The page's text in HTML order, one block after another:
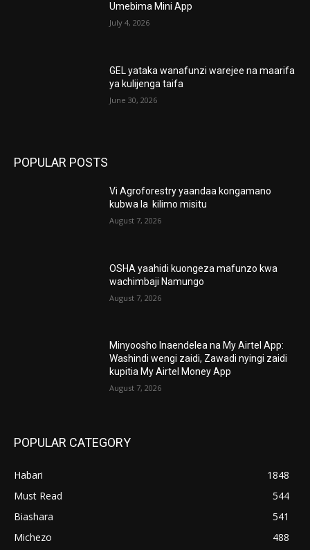
Umebima Mini App
July 4, 2026
GEL yataka wanafunzi warejee na maarifa
ya kulijenga taifa
June 30, 2026
POPULAR POSTS
Vi Agroforestry yaandaa kongamano
kubwa la kilimo misitu
August 7, 2026
OSHA yaahidi kuongeza mafunzo kwa
wachimbaji Namungo
August 7, 2026
Minyoosho Inaendelea na My Airtel App:
Washindi wengi zaidi, Zawadi nyingi zaidi
kupitia My Airtel Money App
August 7, 2026
POPULAR CATEGORY
Habari
1848
Must Read
544
Biashara
541
Michezo
488